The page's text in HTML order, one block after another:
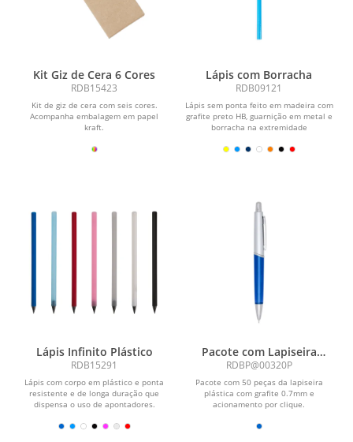
Kit Giz de Cera 6 Cores
RDB15423
Kit de giz de cera com seis cores.
Acompanha embalagem em papel
kraft.
Lápis com Borracha
RDB09121
Lápis sem ponta feito em madeira com
grafite preto HB, guarnição em metal e
borracha na extremidade
Lápis Infinito Plástico
RDB15291
Lápis com corpo em plástico e ponta
resistente e de longa duração que
dispensa o uso de apontadores.
Pacote com Lapiseira
Plástica
RDBP@00320P
Pacote com 50 peças da lapiseira
plástica com grafite 0.7mm e
acionamento por clique.